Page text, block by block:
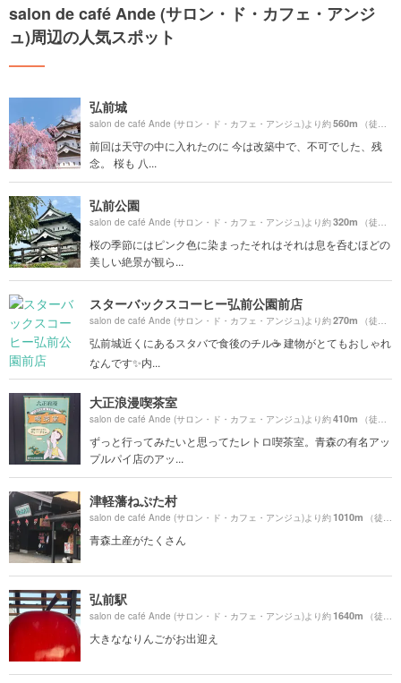
salon de café Ande (サロン・ド・カフェ・アンジ
ュ)周辺の人気スポット
弘前城
salon de café Ande (サロン・ド・カフェ・アンジュ)より約560m （徒歩10分）
前回は天守の中に入れたのに 今は改築中で、不可でした、残
念。 桜も 八...
弘前公園
salon de café Ande (サロン・ド・カフェ・アンジュ)より約320m （徒歩6分）
桜の季節にはピンク色に染まったそれはそれは息を呑むほどの
美しい絶景が観ら...
スターバックスコーヒー弘前公園前店
salon de café Ande (サロン・ド・カフェ・アンジュ)より約270m （徒歩5分）
弘前城近くにあるスタバで食後のチル☕️ 建物がとてもおしゃれ
なんです✨内...
大正浪漫喫茶室
salon de café Ande (サロン・ド・カフェ・アンジュ)より約410m （徒歩7分）
ずっと行ってみたいと思ってたレトロ喫茶室。青森の有名アッ
プルパイ店のアッ...
津軽藩ねぷた村
salon de café Ande (サロン・ド・カフェ・アンジュ)より約1010m （徒歩17分）
青森土産がたくさん
弘前駅
salon de café Ande (サロン・ド・カフェ・アンジュ)より約1640m （徒歩28分）
大きななりんごがお出迎え